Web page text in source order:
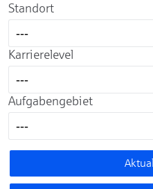
Standort
---
Karrierelevel
---
Aufgabengebiet
---